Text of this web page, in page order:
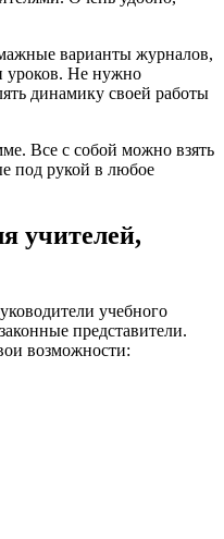
варианты журналов,
уроков. Не нужно
динамику своей работы
Все с собой можно взять
под рукой в любое
учителей,
учебного
представители.
возможности: